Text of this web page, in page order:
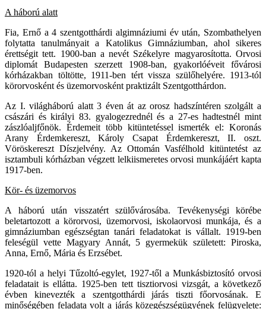
A háború alatt
Fia, Ernő a 4 szentgotthárdi algimnáziumi év után, Szombathelyen
folytatta tanulmányait a Katolikus Gimnáziumban, ahol sikeres
érettségit tett. 1900-ban a nevét Székelyre magyarosította. Orvosi
diplomát Budapesten szerzett 1908-ban, gyakorlóéveit fővárosi
kórházakban töltötte, 1911-ben tért vissza szülőhelyére. 1913-tól
körorvosként és üzemorvosként praktizált Szentgotthárdon.
Az I. világháború alatt 3 éven át az orosz hadszíntéren szolgált a
császári és királyi 83. gyalogezrednél és a 27-es hadtestnél mint
zászlóaljfőnök. Érdemeit több kitüntetéssel ismerték el: Koronás
Arany Érdemkereszt, Károly Csapat Érdemkereszt, II. oszt.
Vöröskereszt Díszjelvény. Az Ottomán Vasfélhold kitüntetést az
isztambuli kórházban végzett lelkiismeretes orvosi munkájáért kapta
1917-ben.
Kör- és üzemorvos
A háború után visszatért szülővárosába. Tevékenységi körébe
beletartozott a körorvosi, üzemorvosi, iskolaorvosi munkája, és a
gimnáziumban egészségtan tanári feladatokat is vállalt. 1919-ben
feleségül vette Magyary Annát, 5 gyermekük született: Piroska,
Anna, Ernő, Mária és Erzsébet.
1920-tól a helyi Tűzoltó-egylet, 1927-től a Munkásbiztosító orvosi
feladatait is ellátta. 1925-ben tett tisztiorvosi vizsgát, a következő
évben kinevezték a szentgotthárdi járás tiszti főorvosának. E
minőségében feladata volt a járás közegészségügyének felügyelete: